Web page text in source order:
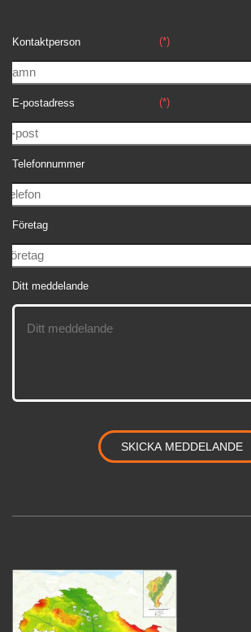
Kontaktperson (*)
E-postadress (*)
Telefonnummer
Företag
Ditt meddelande